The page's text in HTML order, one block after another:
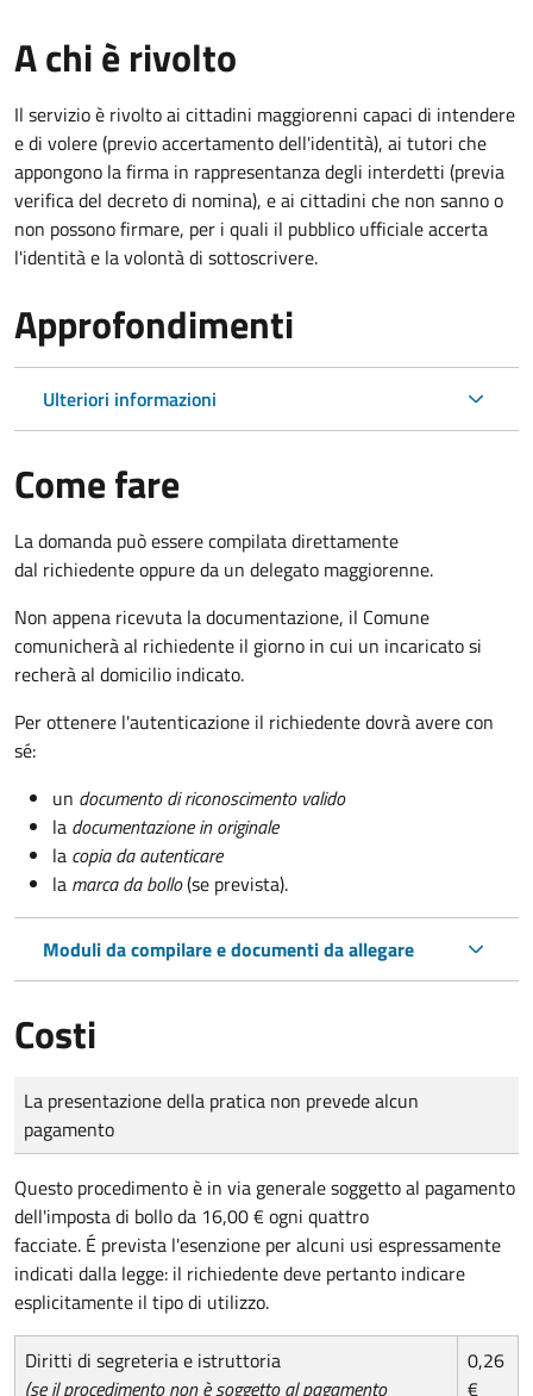
A chi è rivolto
Il servizio è rivolto ai cittadini maggiorenni capaci di intendere
e di volere (previo accertamento dell'identità), ai tutori che
appongono la firma in rappresentanza degli interdetti (previa
verifica del decreto di nomina), e ai cittadini che non sanno o
non possono firmare, per i quali il pubblico ufficiale accerta
l'identità e la volontà di sottoscrivere.
Approfondimenti
Ulteriori informazioni
Come fare
La domanda può essere compilata direttamente
dal richiedente oppure da un delegato maggiorenne.
Non appena ricevuta la documentazione, il Comune
comunicherà al richiedente il giorno in cui un incaricato si
recherà al domicilio indicato.
Per ottenere l'autenticazione il richiedente dovrà avere con
sé:
un documento di riconoscimento valido
la documentazione in originale
la copia da autenticare
la marca da bollo(se prevista).
Moduli da compilare e documenti da allegare
Costi
Tipo di pagamento
Importo
La presentazione della pratica non prevede alcun
pagamento
Questo procedimento è in via generale soggetto al pagamento
dell'imposta di bollo da 16,00 € ogni quattro
facciate. É prevista l'esenzione per alcuni usi espressamente
indicati dalla legge: il richiedente deve pertanto indicare
esplicitamente il tipo di utilizzo.
Diritti di segreteria e istruttoria
(se il procedimento non è soggetto al pagamento
0,26
€